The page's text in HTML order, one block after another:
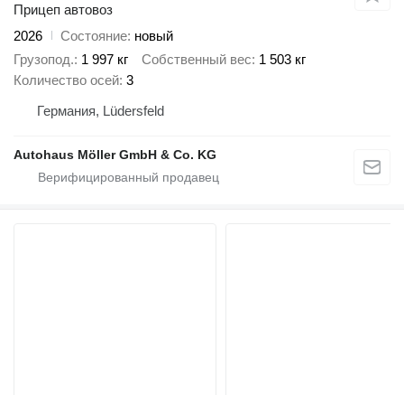
Прицеп автовоз
2026
Состояние новый
Грузопод. 1 997 кг Собственный вес 1 503 кг
Количество осей 3
Германия, Lüdersfeld
Autohaus Möller GmbH & Co. KG